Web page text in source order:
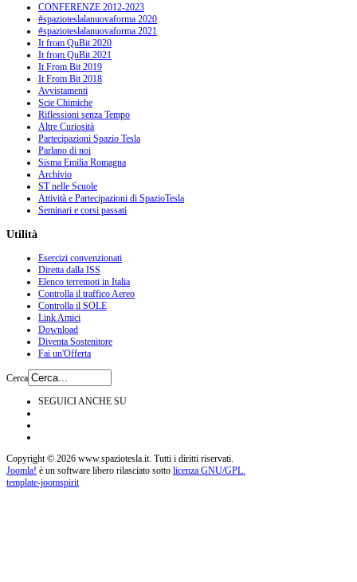
CONFERENZE 2012-2023
#spazioteslalanuovaforma 2020
#spazioteslalanuovaforma 2021
It from QuBit 2020
It from QuBit 2021
It From Bit 2019
It From Bit 2018
Avvistamenti
Scie Chimiche
Riflessioni senza Tempo
Altre Curiosità
Partecipazioni Spazio Tesla
Parlano di noi
Sisma Emilia Romagna
Archivio
ST nelle Scuole
Attività e Partecipazioni di SpazioTesla
Seminari e corsi passati
Utilità
Esercizi convenzionati
Diretta dalla ISS
Elenco terremoti in Italia
Controlla il traffico Aereo
Controlla il SOLE
Link Amici
Download
Diventa Sostenitore
Fai un'Offerta
Cerca
SEGUICI ANCHE SU
Copyright © 2026 www.spaziotesla.it. Tutti i diritti riservati.
Joomla! è un software libero rilasciato sotto licenza GNU/GPL.
template-joomspirit